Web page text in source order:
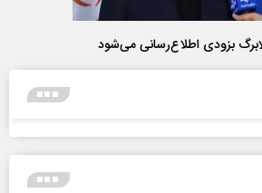
بزودی اطلاع‌رسانی می‌شود